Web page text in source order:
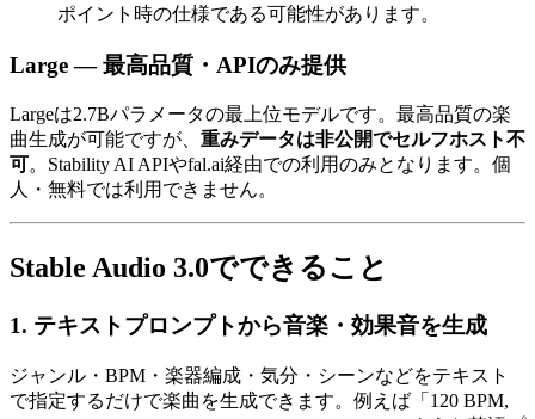
ポイント時の仕様である可能性があります。
Large — 最高品質・APIのみ提供
Largeは2.7Bパラメータの最上位モデルです。最高品質の楽
曲生成が可能ですが、 重みデータは非公開でセルフホスト不
可。Stability AI APIやfal.ai経由での利用のみとなります。個
人・無料では利用できません。
Stable Audio 3.0でできること
1. テキストプロンプトから音楽・効果音を生成
ジャンル・BPM・楽器編成・気分・シーンなどをテキスト
で指定するだけで楽曲を生成できます。例えば「120 BPM,